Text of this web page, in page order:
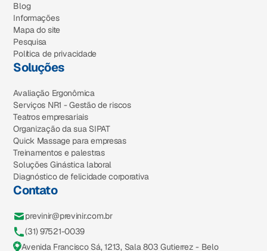
Blog
Informações
Mapa do site
Pesquisa
Política de privacidade
Soluções
Avaliação Ergonômica
Serviços NR1 - Gestão de riscos
Teatros empresariais
Organização da sua SIPAT
Quick Massage para empresas
Treinamentos e palestras
Soluções Ginástica laboral
Diagnóstico de felicidade corporativa
Contato
previnir@previnir.com.br
(31) 97521-0039
Avenida Francisco Sá, 1213, Sala 803 Gutierrez - Belo